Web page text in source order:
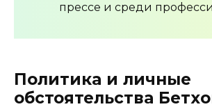
прессе и среди
Политика и личные
обстоятельства